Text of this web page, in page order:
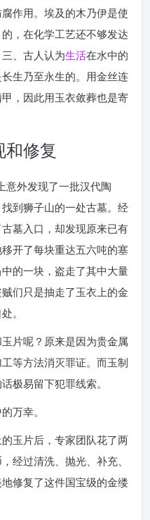
作用。埃及的木乃伊是使
，在化学工艺还不够发达
、古人认为生活在水中的
生乃至永生的。用金丝连
，因此用玉衣敛葬也是寄
修复
意外发现了一批汉代陶
到狮子山的一处古墓。经
墓入口，却发现原来已有
开了每块重达五六吨的塞
的一块，盗走了其中大量
们只是抽走了玉衣上的金
。
片呢？原来是因为贵金属
等方法消灭罪证。而玉制
极易留下犯罪线索。
万幸。
玉片后，专家团队花了两
经过清洗、抛光、补充、
修复了这件国宝级的金缕